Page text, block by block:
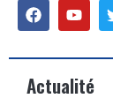
Actualité